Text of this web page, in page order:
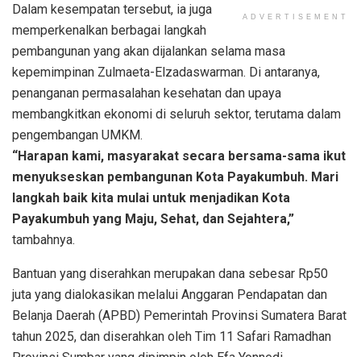
ADVERTISEMENT
Dalam kesempatan tersebut, ia juga
memperkenalkan berbagai langkah
pembangunan yang akan dijalankan selama masa
kepemimpinan Zulmaeta-Elzadaswarman. Di antaranya,
penanganan permasalahan kesehatan dan upaya
membangkitkan ekonomi di seluruh sektor, terutama dalam
pengembangan UMKM.
“Harapan kami, masyarakat secara bersama-sama ikut
menyukseskan pembangunan Kota Payakumbuh. Mari
langkah baik kita mulai untuk menjadikan Kota
Payakumbuh yang Maju, Sehat, dan Sejahtera,”
tambahnya.
Bantuan yang diserahkan merupakan dana sebesar Rp50
juta yang dialokasikan melalui Anggaran Pendapatan dan
Belanja Daerah (APBD) Pemerintah Provinsi Sumatera Barat
tahun 2025, dan diserahkan oleh Tim 11 Safari Ramadhan